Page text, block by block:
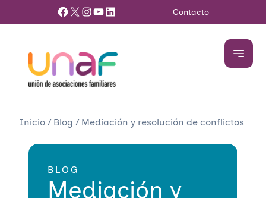
Facebook X InstagramYouTube LinkedIn Contacto
Inicio / Blog / Mediación y resolución de conflictos
BLOG
Mediación y